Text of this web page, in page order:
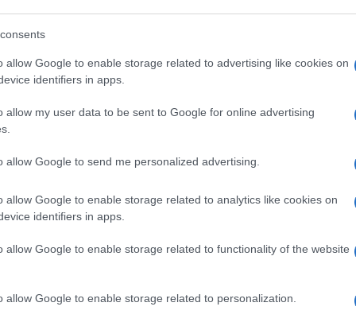
allow Google to enable storage related to advertising like cookies on
identifiers in apps.
allow my user data to be sent to Google for online advertising
allow Google to send me personalized advertising.
allow Google to enable storage related to analytics like cookies on
identifiers in apps.
allow Google to enable storage related to functionality of the website
allow Google to enable storage related to personalization.
nella sezioneLogindal menù del sito